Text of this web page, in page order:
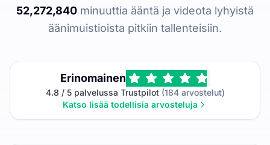
52,272,840 minuuttia ääntä ja videota lyhyistä
äänimuistioista pitkiin tallenteisiin.
Erinomainen
4.8 / 5 palvelussa Trustpilot(184 arvostelut)
Katso lisää todellisia arvosteluja